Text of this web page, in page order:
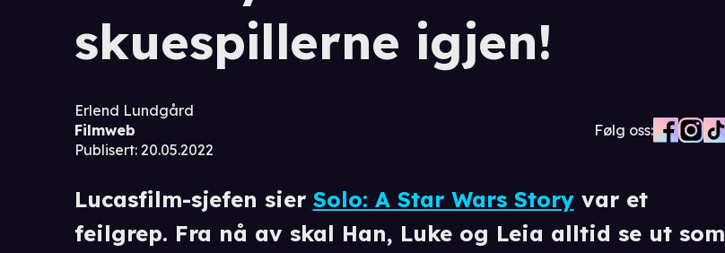
skuespillerne igjen!
Erlend Lundgård
Filmweb
Publisert: 20.05.2022
Følg oss:
Lucasfilm-sjefen sier Solo: A Star Wars Storyvar et
feilgrep. Fra nå av skal Han, Luke og Leia alltid se ut som